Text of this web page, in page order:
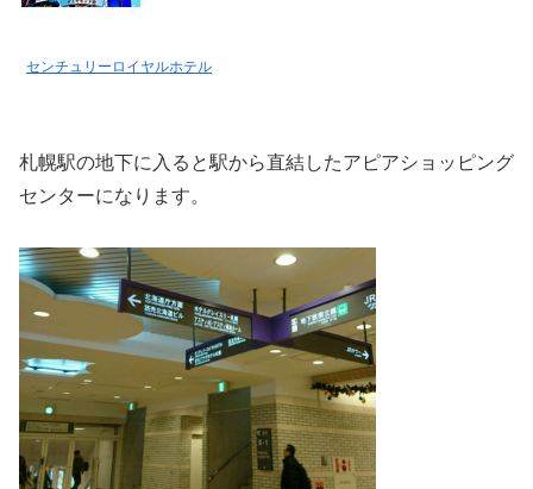
センチュリーロイヤルホテル
札幌駅の地下に入ると駅から直結したアピアショッピング
センターになります。